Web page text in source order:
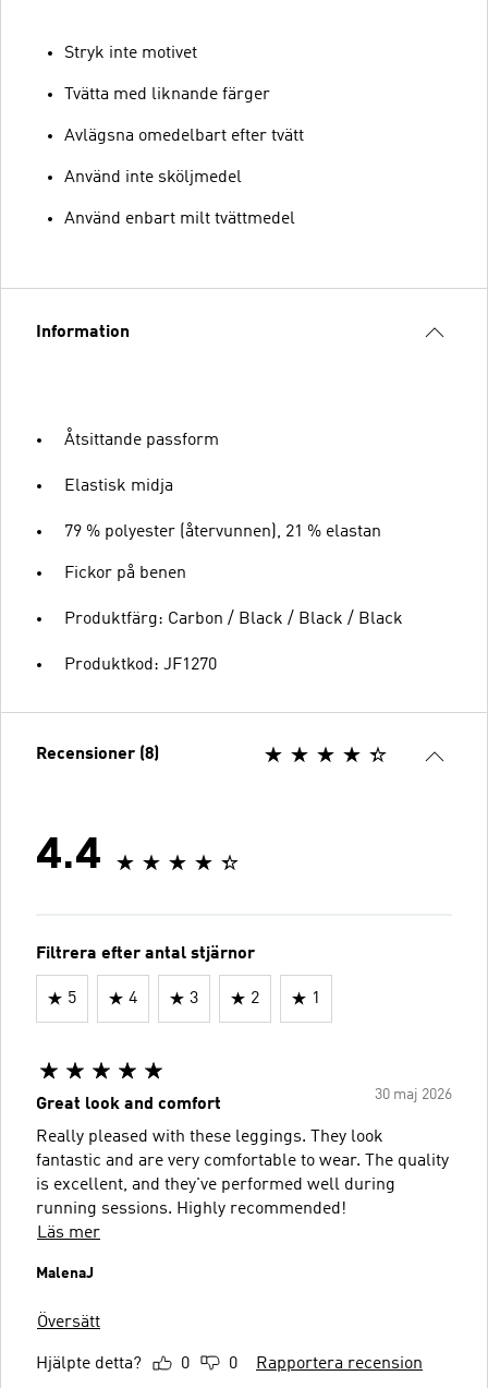
Stryk inte motivet
Tvätta med liknande färger
Avlägsna omedelbart efter tvätt
Använd inte sköljmedel
Använd enbart milt tvättmedel
Information
Åtsittande passform
Elastisk midja
79 % polyester (återvunnen), 21 % elastan
Fickor på benen
Produktfärg: Carbon / Black / Black / Black
Produktkod: JF1270
Recensioner (8)
4.4
Filtrera efter antal stjärnor
5 4 3 2 1
30 maj 2026
Great look and comfort
Really pleased with these leggings. They look
fantastic and are very comfortable to wear. The quality
is excellent, and they've performed well during
running sessions. Highly recommended!
Läs mer
MalenaJ
Översätt
Hjälpte detta? 0 0 Rapportera recension